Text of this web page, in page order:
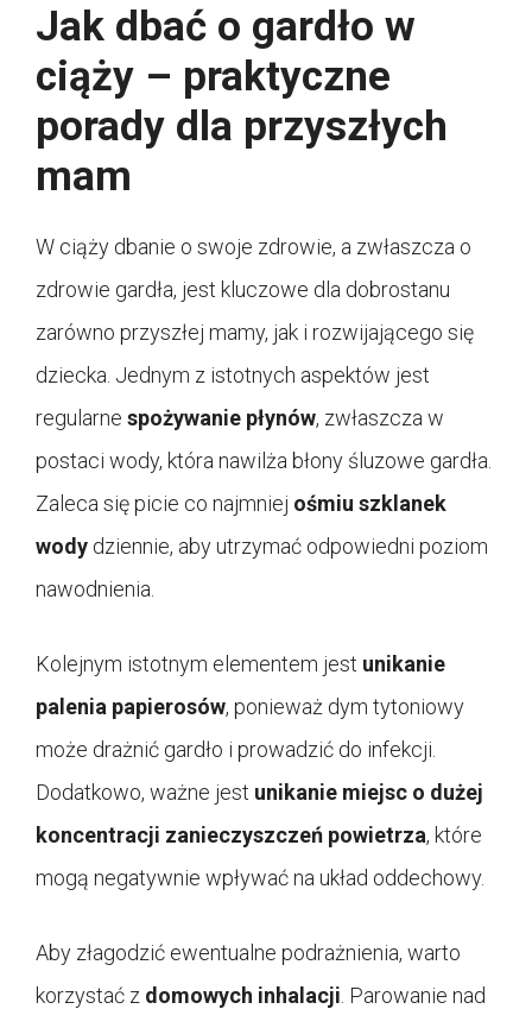
Jak dbać o gardło w
ciąży – praktyczne
porady dla przyszłych
mam
W ciąży dbanie o swoje zdrowie, a zwłaszcza o
zdrowie gardła, jest kluczowe dla dobrostanu
zarówno przyszłej mamy, jak i rozwijającego się
dziecka. Jednym z istotnych aspektów jest
regularne spożywanie płynów, zwłaszcza w
postaci wody, która nawilża błony śluzowe gardła.
Zaleca się picie co najmniej ośmiu szklanek
wody dziennie, aby utrzymać odpowiedni poziom
nawodnienia.
Kolejnym istotnym elementem jest unikanie
palenia papierosów, ponieważ dym tytoniowy
może drażnić gardło i prowadzić do infekcji.
Dodatkowo, ważne jest unikanie miejsc o dużej
koncentracji zanieczyszczeń powietrza, które
mogą negatywnie wpływać na układ oddechowy.
Aby złagodzić ewentualne podrażnienia, warto
korzystać z domowych inhalacji . Parowanie nad